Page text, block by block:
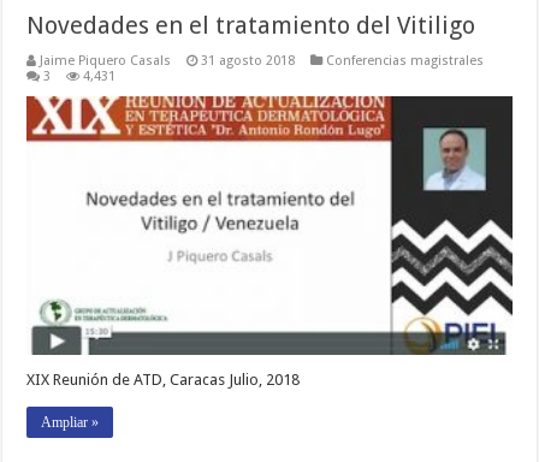
Novedades en el tratamiento del Vitiligo
Jaime Piquero Casals 31 agosto 2018
Conferencias magistrales
3
4,431
XIX Reunión de ATD, Caracas Julio, 2018
Ampliar »